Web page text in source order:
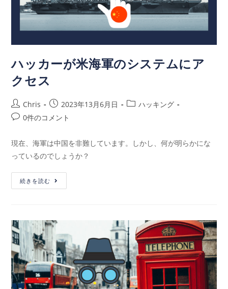
ハッカーが米海軍のシステムにア
クセス
Chris 2023年13月6月日
ハッキング
0件のコメント
現在、海軍は中国を非難しています。しかし、何が明らかにな
っているのでしょうか？
続きを読む